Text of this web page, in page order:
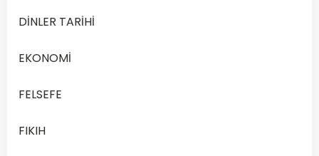
dersi,
Oku
DİNLER TARİHİ
EKONOMİ
FELSEFE
FIKIH